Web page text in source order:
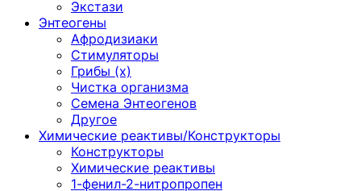
Экстази
Энтеогены
Афродизиаки
Стимуляторы
Грибы (х)
Чистка организма
Семена Энтеогенов
Другое
Химические реактивы/Конструкторы
Конструкторы
Химические реактивы
1-фенил-2-нитропропен